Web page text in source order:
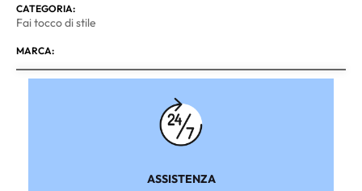
CATEGORIA:
Fai tocco di stile
MARCA:
ASSISTENZA